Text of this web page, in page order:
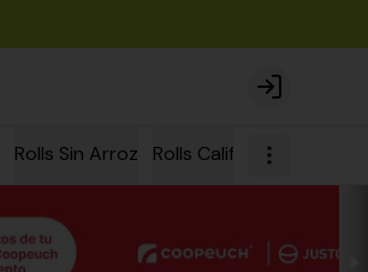
Login
Rolls Sin Arroz Rolls California